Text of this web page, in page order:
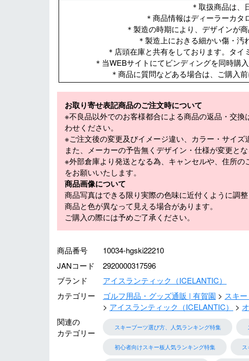
＊取扱商品は、
＊商品情報はディーラーカタ
＊製造の時期により、デザインが
＊製造上におきる細かい傷・汚
＊店頭在庫と共有をしております。タイ
＊当WEBサイトにてビンディングを同時購
＊商品に質問などある場合は、ご購入
お取り寄せ表記商品のご注文時について
※不良品以外でのお客様都合による商品の返品・交
わせください。
※ご注文後の変更及びイメージ違い、カラー・サイズ
また、メーカーの予告無くデザイン・仕様が変更とな
※外部倉庫より発送となる為、キャンセルや、住所
をお願いいたします。
商品画像について
商品写真はできる限り実際の色味に近付くように調
商品と色が異なって見える場合があります。
ご購入の際には予めご了承ください。
商品番号
10034-hgski22210
JANコード
2920000317596
ブランド
アイスランティック（ICELANTIC）
カテゴリー
ゴルフ用品・グッズ通販 | 有賀園 スキ
アイスランティック（ICELANTIC）
関連の
カテゴリー
スキーブーツ選び方、人気ランキング特集
初心者向けスキー板人気ランキング特集 ス